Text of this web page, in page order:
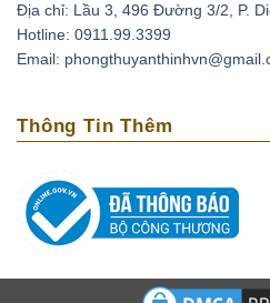
Địa chỉ: Lầu 3, 496 Đường 3/2, P.
Hotline: 0911.99.3399
Email:
Thông Tin Thêm